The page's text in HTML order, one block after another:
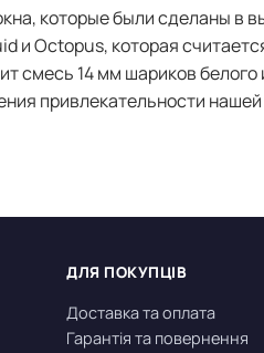
которые были сделаны в
и Octopus, которая
смесь 14 мм шариков
привлекательности
ДЛЯ ПОКУПЦІВ
Доставка та оплата
Гарантія та повернення